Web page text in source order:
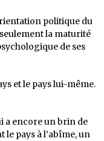
politique du
la maturité
de ses
et le pays lui-même.
a encore un brin de
pays à l’abîme, un